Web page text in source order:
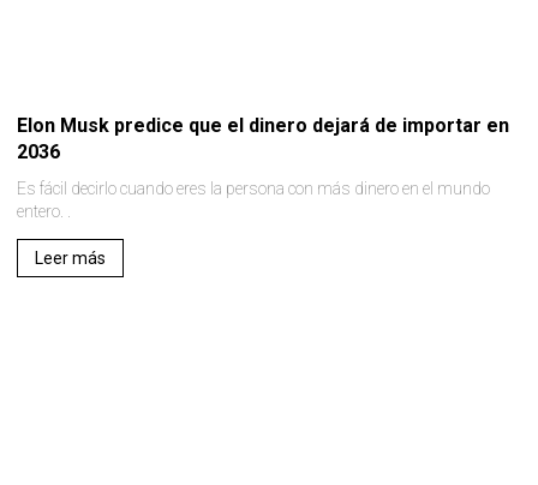
Elon Musk predice que el dinero dejará de importar en
2036
Es fácil decirlo cuando eres la persona con más dinero en el mundo
entero. .
Leer más